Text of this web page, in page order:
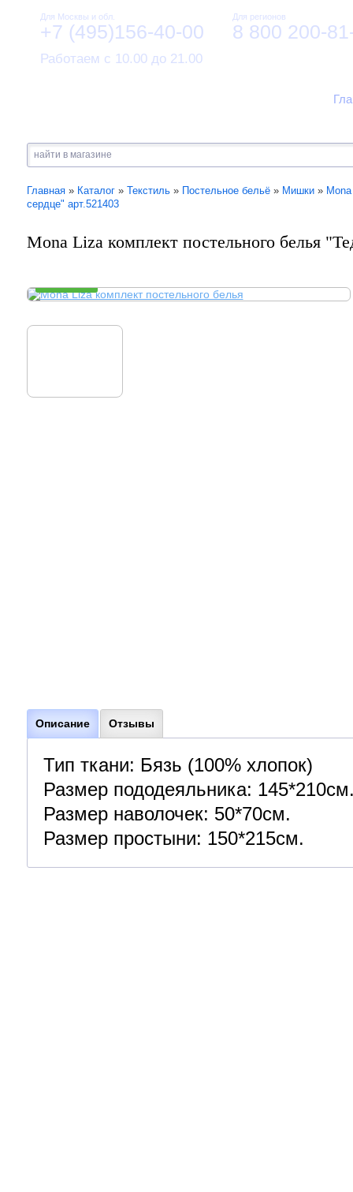
Для Москвы и обл.
+7 (495)156-40-00
Для регионов
8 800 200-
Работаем с 10.00 до 21.00
Главная» Каталог» Текстиль» Постельное бельё» Мишки»
сердце" арт.521403
Mona Liza комплект постельного белья
Описание Отзывы
Тип ткани: Бязь (100% хлопок)
Размер пододеяльника:
Размер наволочек: 50*70см.
Размер простыни: 150*215см.